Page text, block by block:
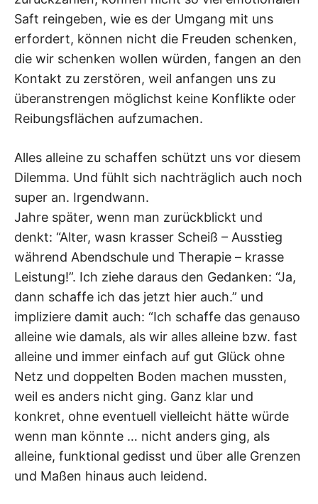
Saft reingeben, wie es der Umgang mit uns
erfordert, können nicht die Freuden schenken,
die wir schenken wollen würden, fangen an den
Kontakt zu zerstören, weil anfangen uns zu
überanstrengen möglichst keine Konflikte oder
Reibungsflächen aufzumachen.
Alles alleine zu schaffen schützt uns vor diesem
Dilemma. Und fühlt sich nachträglich auch noch
super an. Irgendwann.
Jahre später, wenn man zurückblickt und
denkt: “Alter, wasn krasser Scheiß – Ausstieg
während Abendschule und Therapie – krasse
Leistung!”. Ich ziehe daraus den Gedanken: “Ja,
dann schaffe ich das jetzt hier auch.” und
impliziere damit auch: “Ich schaffe das genauso
alleine wie damals, als wir alles alleine bzw. fast
alleine und immer einfach auf gut Glück ohne
Netz und doppelten Boden machen mussten,
weil es anders nicht ging. Ganz klar und
konkret, ohne eventuell vielleicht hätte würde
wenn man könnte … nicht anders ging, als
alleine, funktional gedisst und über alle Grenzen
und Maßen hinaus auch leidend.